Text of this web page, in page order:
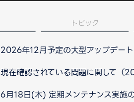
トピック
2026年12月予定の大型アップデー
現在確認されている問題に関して
6月18日(木) 定期メンテナンス実施